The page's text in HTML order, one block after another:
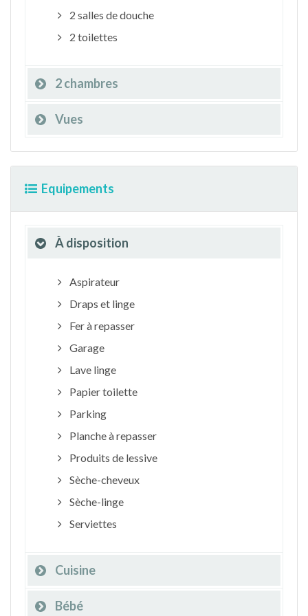
2 salles de douche
2 toilettes
2 chambres
Vues
Equipements
À disposition
Aspirateur
Draps et linge
Fer à repasser
Garage
Lave linge
Papier toilette
Parking
Planche à repasser
Produits de lessive
Sèche-cheveux
Sèche-linge
Serviettes
Cuisine
Bébé